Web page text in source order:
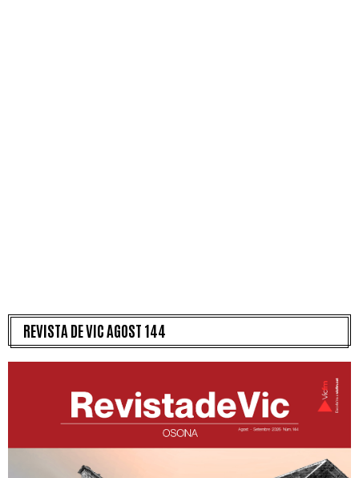
REVISTA DE VIC AGOST 144